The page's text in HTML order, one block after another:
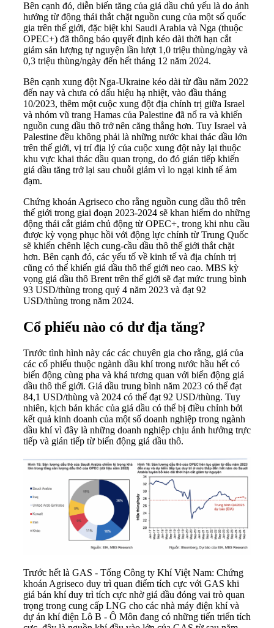
Bên cạnh đó, diễn biến tăng của giá dầu chủ yếu là do ảnh
hưởng từ động thái thắt chặt nguồn cung của một số quốc
gia trên thế giới, đặc biệt khi Saudi Arabia và Nga (thuộc
OPEC+) đã thông báo quyết định kéo dài thời hạn cắt
giảm sản lượng tự nguyện lần lượt 1,0 triệu thùng/ngày và
0,3 triệu thùng/ngày đến hết tháng 12 năm 2024.
Bên cạnh xung đột Nga-Ukraine kéo dài từ đầu năm 2022
đến nay và chưa có dấu hiệu hạ nhiệt, vào đầu tháng
10/2023, thêm một cuộc xung đột địa chính trị giữa Israel
và nhóm vũ trang Hamas của Palestine đã nổ ra và khiến
nguồn cung dầu thô trở nên căng thẳng hơn. Tuy Israel và
Palestine đều không phải là những nước khai thác dầu lớn
trên thế giới, vị trí địa lý của cuộc xung đột này lại thuộc
khu vực khai thác dầu quan trọng, do đó gián tiếp khiến
giá dầu tăng trở lại sau chuỗi giảm vì lo ngại kinh tế ảm
đạm.
Chứng khoán Agriseco cho rằng nguồn cung dầu thô trên
thế giới trong giai đoạn 2023-2024 sẽ khan hiếm do những
động thái cắt giảm chủ động từ OPEC+, trong khi nhu cầu
được kỳ vọng phục hồi với động lực chính từ Trung Quốc
sẽ khiến chênh lệch cung-cầu dầu thô thế giới thắt chặt
hơn. Bên cạnh đó, các yếu tố về kinh tế và địa chính trị
cũng có thể khiến giá dầu thô thế giới neo cao. MBS kỳ
vọng giá dầu thô Brent trên thế giới sẽ đạt mức trung bình
93 USD/thùng trong quý 4 năm 2023 và đạt 92
USD/thùng trong năm 2024.
Cổ phiếu nào có dư địa tăng?
Trước tình hình này các các chuyên gia cho rằng, giá của
các cổ phiếu thuộc ngành dầu khí trong nước hầu hết có
biến động cùng pha và khá tương quan với biến động giá
dầu thô thế giới. Giá dầu trung bình năm 2023 có thể đạt
84,1 USD/thùng và 2024 có thể đạt 92 USD/thùng. Tuy
nhiên, kịch bản khác của giá dầu có thể bị điều chỉnh bởi
kết quả kinh doanh của một số doanh nghiệp trong ngành
dầu khí vì đây là những doanh nghiệp chịu ảnh hưởng trực
tiếp và gián tiếp từ biến động giá dầu thô.
Trước hết là GAS - Tổng Công ty Khí Việt Nam: Chứng
khoán Agriseco duy trì quan điểm tích cực với GAS khi
giá bán khí duy trì tích cực nhờ giá dầu đóng vai trò quan
trọng trong cung cấp LNG cho các nhà máy điện khí và
dự án khí điện Lô B - Ô Môn đang có những tiến triển tích